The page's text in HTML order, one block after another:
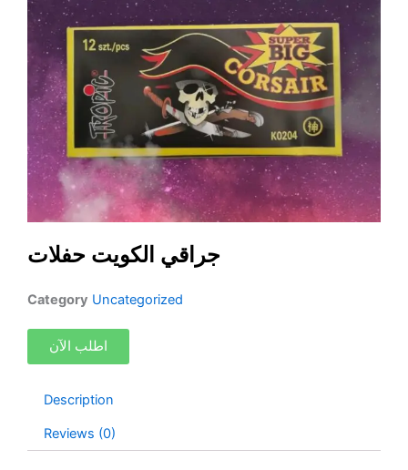
p
p
e
جراقي الكويت حفلات
Category Uncategorized
اطلب الآن
Description
Reviews (0)